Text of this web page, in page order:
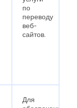
по
переводу
веб-
сайтов.
Для